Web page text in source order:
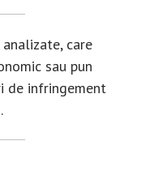
care
sau pun
de infringement